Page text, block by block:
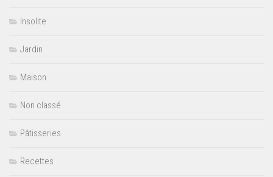
Insolite
Jardin
Maison
Non classé
Pâtisseries
Recettes